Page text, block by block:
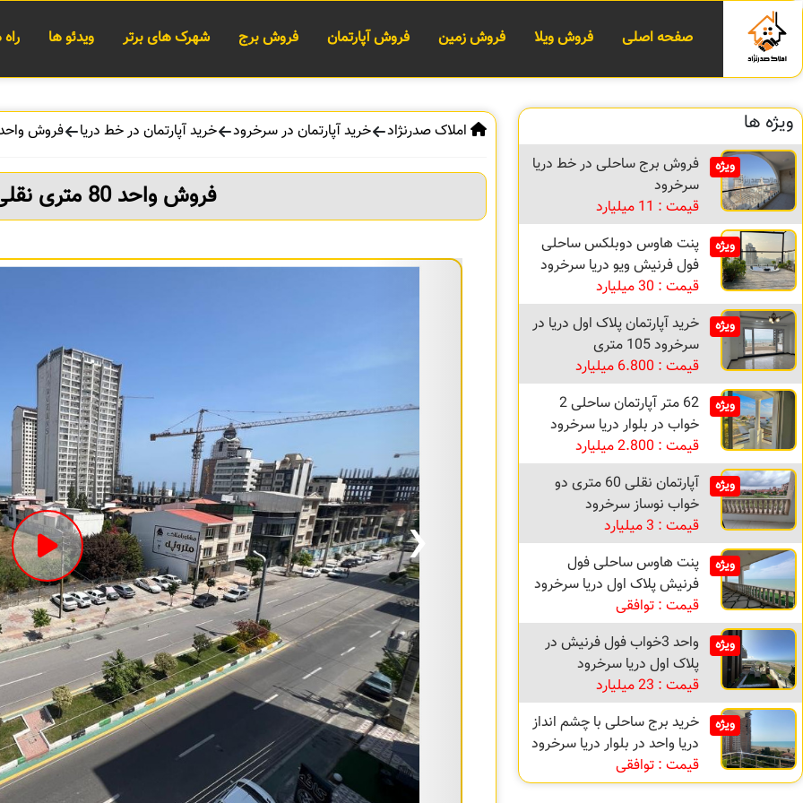
صفحه اصلی فروش ویلا فروش زمین فروش آپارتمان فروش برج شهرک های برتر ویدئو ها
املاک صدرنژاد خرید آپارتمان در سرخرود خرید آپارتمان در خط دریا فروش واحد 80 متری نقلی با دید به
فروش واحد 80 متری نقلی با دید به دریا
›
ویژه ها
ویژه
فروش برج ساحلی در خط دریا
سرخرود
قیمت : 11 میلیارد
ویژه
پنت هاوس دوبلکس ساحلی
فول فرنیش ویو دریا سرخرود
قیمت : 30 میلیارد
ویژه
خرید آپارتمان پلاک اول دریا در
سرخرود 105 متری
قیمت : 6.800 میلیارد
ویژه
62 متر آپارتمان ساحلی 2
خواب در بلوار دریا سرخرود
قیمت : 2.800 میلیارد
ویژه
آپارتمان نقلی 60 متری دو
خواب نوساز سرخرود
قیمت : 3 میلیارد
ویژه
پنت هاوس ساحلی فول
فرنیش پلاک اول دریا سرخرود
قیمت : توافقی
ویژه
واحد 3خواب فول فرنیش در
پلاک اول دریا سرخرود
قیمت : 23 میلیارد
ویژه
خرید برج ساحلی با چشم انداز
دریا واحد در بلوار دریا سرخرود
قیمت : توافقی